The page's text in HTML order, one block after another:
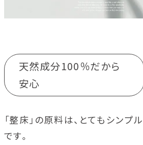
天然成分100％だから
安心
「整床」の原料は、とてもシンプル
です。